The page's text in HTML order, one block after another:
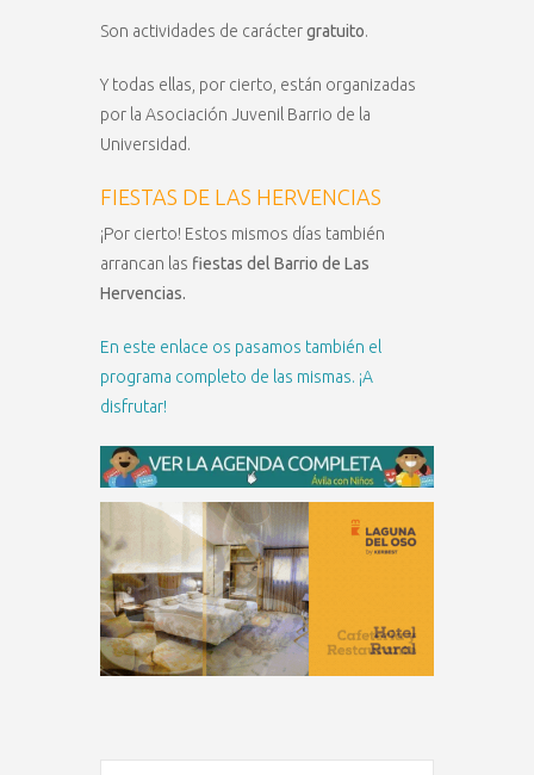
Son actividades de caráctergratuito.
Y todas ellas, por cierto, están organizadas
por la Asociación Juvenil Barrio de la
Universidad.
FIESTAS DE LAS HERVENCIAS
¡Por cierto! Estos mismos días también
arrancan las fiestas del Barrio de Las
Hervencias.
En este enlace os pasamos también el
programa completo de las mismas. ¡A
disfrutar!